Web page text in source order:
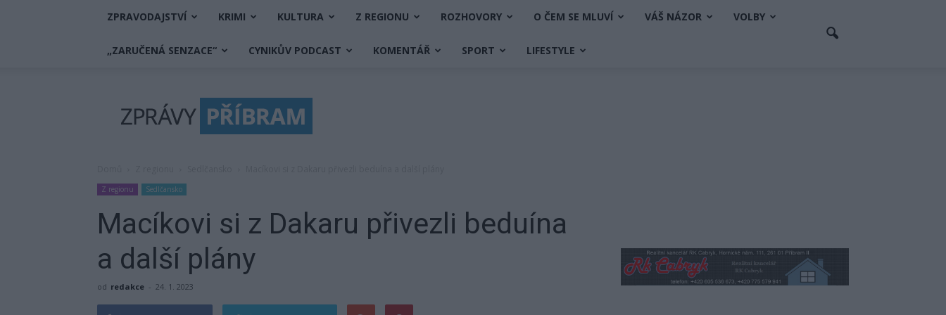
ZPRAVODAJSTVÍ KRIMI KULTURA Z REGIONU ROZHOVORY O ČEM SE MLUVÍ VÁŠ NÁZOR VOLBY
„ZARUČENÁ SENZACE“ CYNIKŮV PODCAST KOMENTÁŘ SPORT LIFESTYLE
Příbram
Z regionu Sedlčansko
Macíkovi si z Dakaru přivezli beduína
a další plány
od redakce - 24. 1. 2023